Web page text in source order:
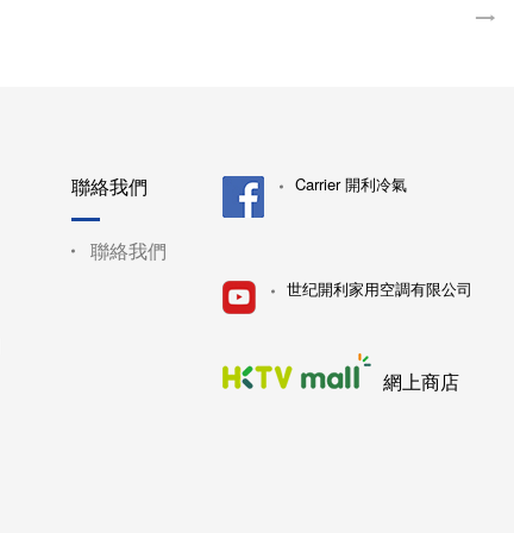
聯絡我們
聯絡我們
Carrier 開利冷氣
世纪開利家用空調有限公司
網上商店